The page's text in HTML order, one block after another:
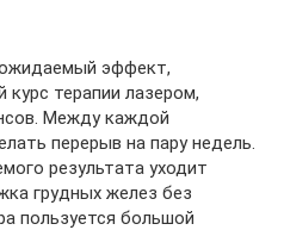
эффект,
терапии лазером,
Между каждой
перерыв на пару недель.
результата уходит
грудных желез без
пользуется большой